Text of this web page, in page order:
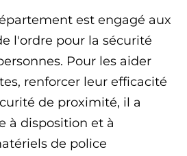
est engagé aux
l'ordre pour la sécurité
Pour les aider
renforcer leur efficacité
de proximité, il a
à disposition et à
de police